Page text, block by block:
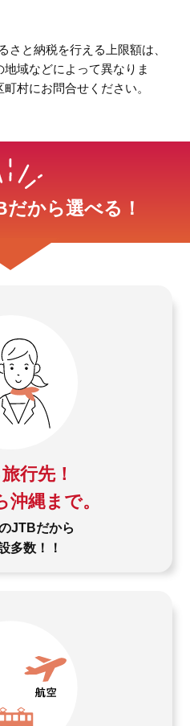
と納税を行える上限額は、
域などによって異なりま
村にお問合せください。
から選べる！
行先！
沖縄まで。
JTBだから
多数！！